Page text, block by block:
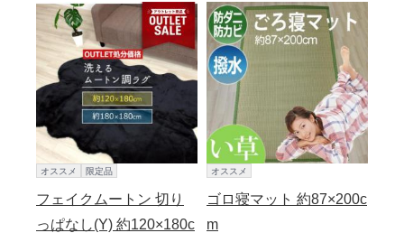
オススメ 限定品
フェイクムートン 切り
っぱなし(Y) 約120×180c
オススメ
ゴロ寝マット 約87×200c
m